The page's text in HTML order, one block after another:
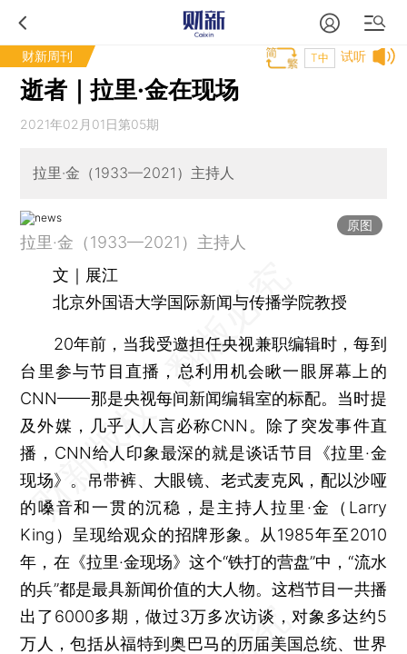
财新周刊 试听
T中
逝者｜拉里·金在现场
2021年02月01日第05期
拉里·金（1933—2021）主持人
原图
拉里·金（1933—2021）主持人
文｜展江
北京外国语大学国际新闻与传播学院教授
20年前，当我受邀担任央视兼职编辑时，每到
台里参与节目直播，总利用机会瞅一眼屏幕上的
CNN——那是央视每间新闻编辑室的标配。当时提
及外媒，几乎人人言必称CNN。除了突发事件直
播，CNN给人印象最深的就是谈话节目《拉里·金
现场》。吊带裤、大眼镜、老式麦克风，配以沙哑
的嗓音和一贯的沉稳，是主持人拉里·金（Larry
King）呈现给观众的招牌形象。从1985年至2010
年，在《拉里·金现场》这个“铁打的营盘”中，“流水
的兵”都是最具新闻价值的大人物。这档节目一共播
出了6000多期，做过3万多次访谈，对象多达约5
万人，包括从福特到奥巴马的历届美国总统、世界